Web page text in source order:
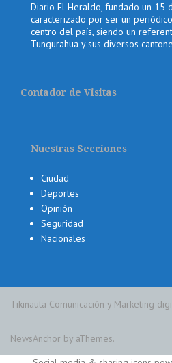
Diario El Heraldo, fundado un 15
caracterizado por ser un
centro del país, siendo un
Tungurahua y sus diversos
Contador de Visitas
Nuestras Secciones
Ciudad
Deportes
Opinión
Seguridad
Nacionales
Tikinauta Comunicación y Marketing
NewsAnchor by aThemes.